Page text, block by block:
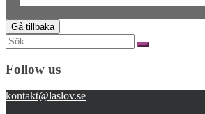
Search
for:
Follow us
kontakt@laslov.se